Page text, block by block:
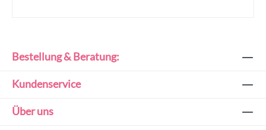
Bestellung & Beratung:
Kundenservice
Über uns